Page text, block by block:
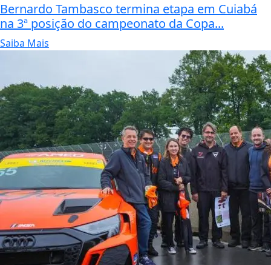
Bernardo Tambasco termina etapa em Cuiabá
na 3ª posição do campeonato da Copa...
Saiba Mais